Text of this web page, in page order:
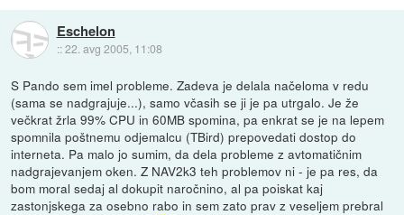
Eschelon
::22. avg 2005, 11:08
S Pando sem imel probleme. Zadeva je delala načeloma v redu
(sama se nadgrajuje...), samo včasih se ji je pa utrgalo. Je že
večkrat žrla 99% CPU in 60MB spomina, pa enkrat se je na lepem
spomnila poštnemu odjemalcu (TBird) prepovedati dostop do
interneta. Pa malo jo sumim, da dela probleme z avtomatičnim
nadgrajevanjem oken. Z NAV2k3 teh problemov ni - je pa res, da
bom moral sedaj al dokupit naročnino, al pa poiskat kaj
zastonjskega za osebno rabo in sem zato prav z veseljem prebral